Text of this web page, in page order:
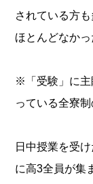
されている方
ほとんどなか
※「受験」に主
っている全寮
日中授業を受
に高3全員が集